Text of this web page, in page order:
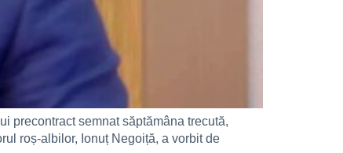
precontract semnat săptămâna trecută,
roș-albilor, Ionuț Negoiță, a vorbit de